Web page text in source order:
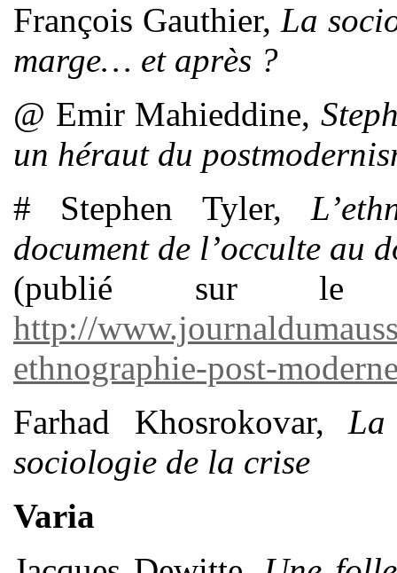
François Gauthier, La
marge… et après ?
@ Emir Mahieddine,
un héraut du
# Stephen Tyler,
document de l’occulte au
(publié sur
http://
ethnographie-post-
Farhad Khosrokovar,
sociologie de la crise
Varia